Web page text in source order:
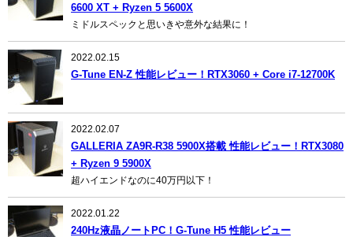
6600 XT + Ryzen 5 5600X
ミドルスペックと思いきや意外な結果に！
2022.02.15
G-Tune EN-Z 性能レビュー！RTX3060 + Core i7-12700K
2022.02.07
GALLERIA ZA9R-R38 5900X搭載 性能レビュー！RTX3080
+ Ryzen 9 5900X
超ハイエンドなのに40万円以下！
2022.01.22
240Hz液晶ノートPC！G-Tune H5 性能レビュー